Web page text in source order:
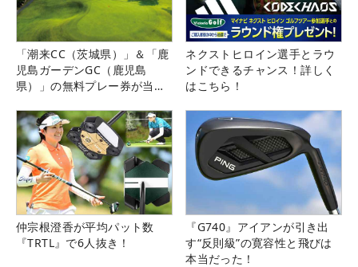
「潮来CC（茨城県）」＆「鹿
児島ガーデンGC（鹿児島
県）」の無料プレー券が当た
ネクストヒロイン選手とラウ
ンドできるチャンス！詳しく
はこちら！
仲宗根澄香が平均パット数
『TRTL』で6人抜き！
『G740』アイアンが引き出
す“反則級”の寛容性と飛びは
本当だった！